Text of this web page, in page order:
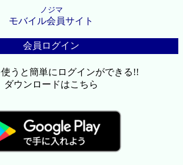
ノジマ
モバイル会員サイト
会員ログイン
うと簡単にログインができる!!
ダウンロードはこちら